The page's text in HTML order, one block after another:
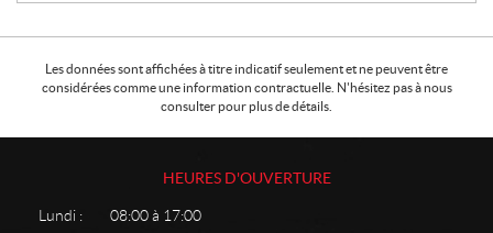
Les données sont affichées à titre indicatif seulement et ne peuvent être
considérées comme une information contractuelle. N'hésitez pas à nous
consulter pour plus de détails.
HEURES D'OUVERTURE
Lundi :
08:00 à 17:00